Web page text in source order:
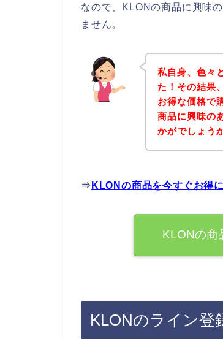
なので、KLONの商品に興味
ません。
私自身、色々
た！その結果
お得な価格で
商品に興味の
かがでしょう
⇒ KLONの商品を今すぐお得
KLONの商
KLONのライン登